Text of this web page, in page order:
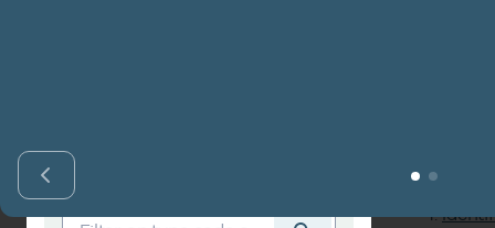
Vind codelijst
Vind codelijst